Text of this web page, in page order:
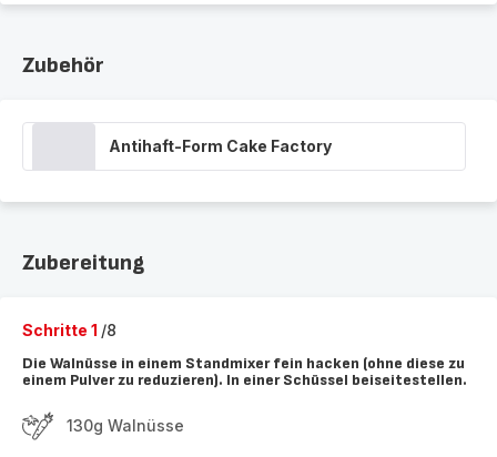
Zubehör
Antihaft-Form Cake Factory
Zubereitung
Schritte 1 /8
Die Walnüsse in einem Standmixer fein hacken (ohne diese zu
einem Pulver zu reduzieren). In einer Schüssel beiseitestellen.
130g Walnüsse